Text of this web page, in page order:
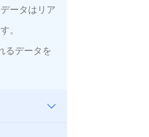
ータはリア
。
るデータを